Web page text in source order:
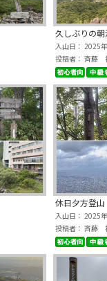
久しぶりの
入山日： 2025
投稿者： 斉藤
休日夕方登
入山日： 2025
投稿者： 斉藤